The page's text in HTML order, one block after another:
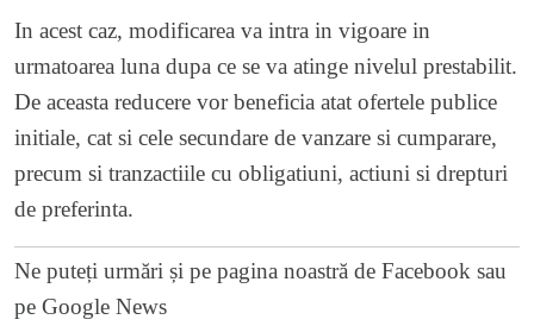
In acest caz, modificarea va intra in vigoare in
urmatoarea luna dupa ce se va atinge nivelul prestabilit.
De aceasta reducere vor beneficia atat ofertele publice
initiale, cat si cele secundare de vanzare si cumparare,
precum si tranzactiile cu obligatiuni, actiuni si drepturi
de preferinta.
Ne puteți urmări și pe pagina noastră de Facebook sau
pe Google News